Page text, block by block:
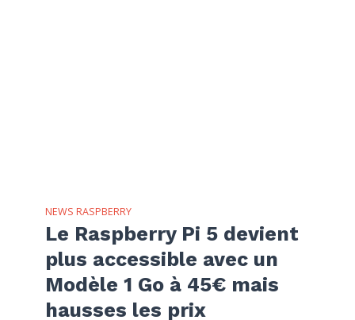
NEWS RASPBERRY
Le Raspberry Pi 5 devient
plus accessible avec un
Modèle 1 Go à 45€ mais
hausses les prix